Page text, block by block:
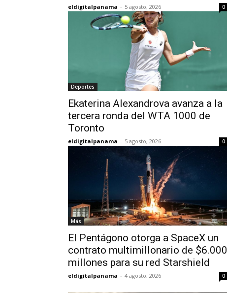
eldigitalpanama - 5 agosto, 2026 0
Deportes
Ekaterina Alexandrova avanza a la
tercera ronda del WTA 1000 de
Toronto
eldigitalpanama - 5 agosto, 2026 0
Más
El Pentágono otorga a SpaceX un
contrato multimillonario de $6.000
millones para su red Starshield
eldigitalpanama - 4 agosto, 2026 0